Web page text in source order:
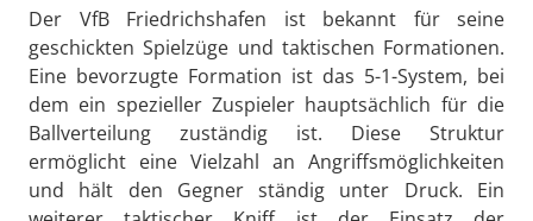
Der VfB Friedrichshafen ist bekannt für seine
geschickten Spielzüge und taktischen Formationen.
Eine bevorzugte Formation ist das 5-1-System, bei
dem ein spezieller Zuspieler hauptsächlich für die
Ballverteilung zuständig ist. Diese Struktur
ermöglicht eine Vielzahl an Angriffsmöglichkeiten
und hält den Gegner ständig unter Druck. Ein